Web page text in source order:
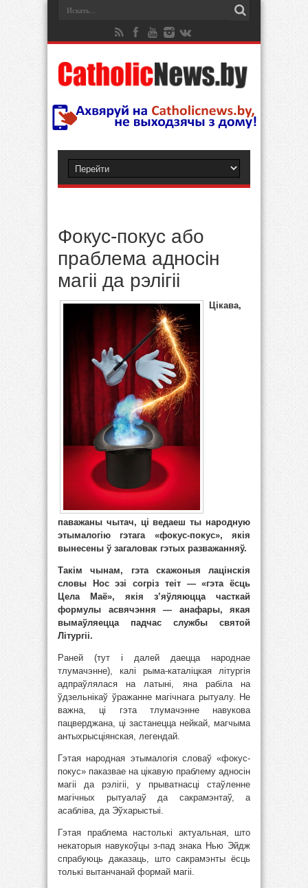
Фокус-покус або
праблема адносін
магіі да рэлігіі
Цікава,
паважаны чытач, ці ведаеш ты народную
этымалогію гэтага «фокус-покус», якія
вынесены ў загаловак гэтых разважанняў.
Такім чынам, гэта скажоныя лацінскія
словы Нос эзі согріз теіт — «гэта ёсць
Цела Маё», якія з’яўляюцца часткай
формулы асвячэння — анафары, якая
вымаўляецца падчас службы святой
Літургіі.
Раней (тут і далей даецца народнае
тлумачэнне), калі рыма-каталіцкая літургія
адпраўлялася на латыні, яна рабіла на
ўдзельнікаў ўражанне магічнага рытуалу. Не
важна, ці гэта тлумачэнне навукова
пацверджана, ці застанецца нейкай, магчыма
антыхрысціянская, легендай.
Гэтая народная этымалогія словаў «фокус-
покус» паказвае на цікавую праблему адносін
магіі да рэлігіі, у прыватнасці стаўленне
магічных рытуалаў да сакрамэнтаў, а
асабліва, да Эўхарыстыі.
Гэтая праблема настолькі актуальная, што
некаторыя навукоўцы з-пад знака Нью Эйдж
спрабуюць даказаць, што сакрамэнты ёсць
толькі вытанчанай формай магіі.